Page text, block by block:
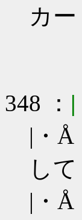
カ
348 ：
|・
し
|・